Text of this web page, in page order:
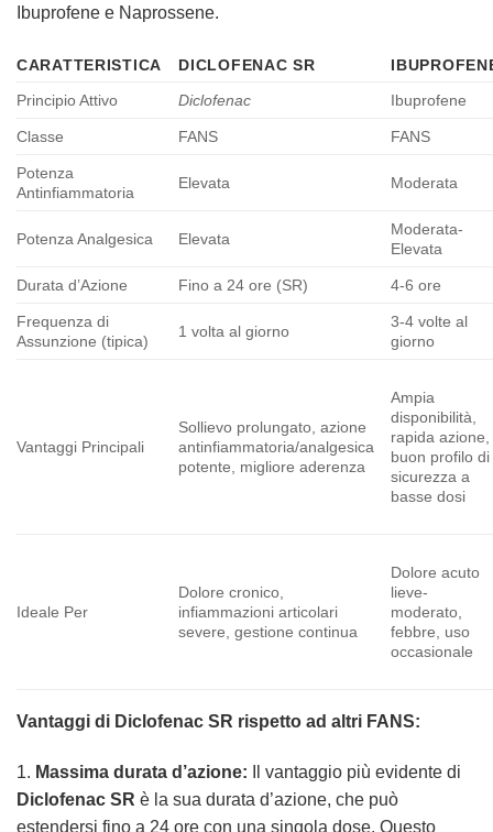
Ibuprofene e Naprossene.
CARATTERISTICA DICLOFENAC SR
Principio Attivo
Diclofenac Ibuprofene
Classe FANS FANS
Potenza
Antinfiammatoria
Elevata Moderata
Potenza Analgesica Elevata
Moderata-
Elevata
Durata d’Azione Fino a 24 ore (SR) 4-6 ore
Frequenza di
Assunzione (tipica)
1 volta al giorno
3-4 volte al
giorno
Vantaggi Principali
Sollievo prolungato, azione
antinfiammatoria/analgesica
potente, migliore aderenza
Ampia
disponibilità,
rapida azione,
buon profilo di
sicurezza a
basse dosi
Ideale Per
Dolore cronico,
infiammazioni articolari
severe, gestione continua
Dolore acuto
lieve-
moderato,
febbre, uso
occasionale
Vantaggi di Diclofenac SR rispetto ad altri FANS:
1. Massima durata d’azione: Il vantaggio più evidente di
Diclofenac SR è la sua durata d’azione, che può
estendersi fino a 24 ore con una singola dose. Questo